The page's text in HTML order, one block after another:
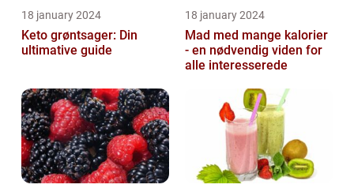
18 january 2024
Keto grøntsager: Din
ultimative guide
18 january 2024
Mad med mange kalorier
- en nødvendig viden for
alle interesserede